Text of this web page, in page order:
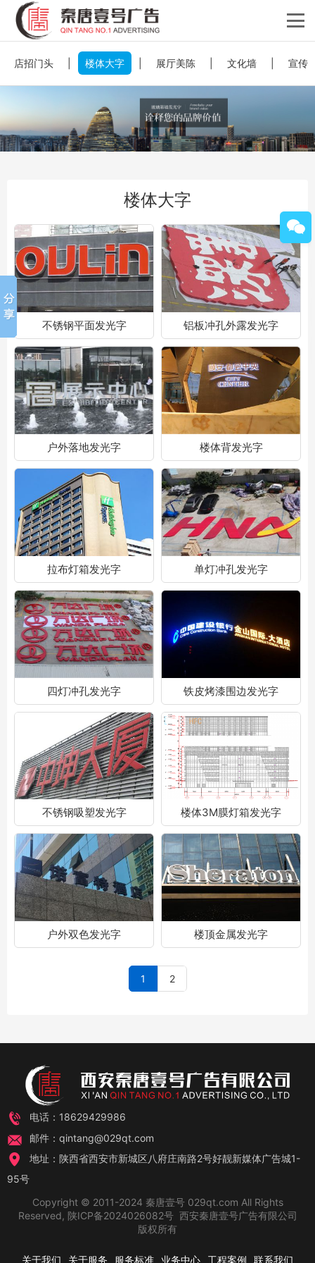
店招门头 楼体大字 展厅美陈 文化墙 宣传
楼体大字
不锈钢平面发光字 铝板冲孔外露发光字
户外落地发光字 楼体背发光字
拉布灯箱发光字 单灯冲孔发光字
四灯冲孔发光字 铁皮烤漆围边发光字
不锈钢吸塑发光字 楼体3M膜灯箱发光字
户外双色发光字 楼顶金属发光字
1 2
电话：18629429986
邮件：qintang@029qt.com
地址：陕西省西安市新城区八府庄南路2号好靓新媒体广告城1-
95号
Copyright © 2011-2024 秦唐壹号 029qt.com All Rights
Reserved, 陕ICP备2024026082号 西安秦唐壹号广告有限公司
版权所有
关于我们 关于服务 服务标准 业务中心 工程案例 联系我们